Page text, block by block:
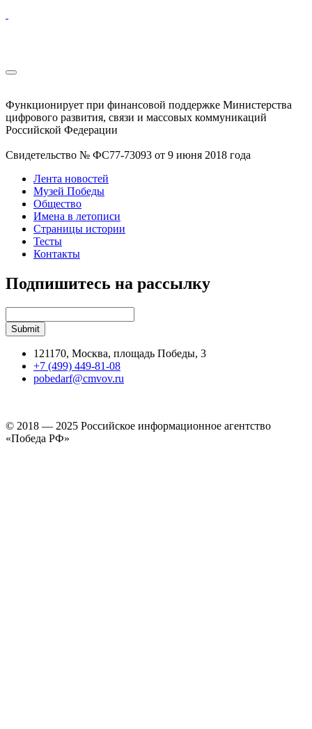
Функционирует при финансовой поддержке Министерства
цифрового развития, связи и массовых коммуникаций
Российской Федерации
Свидетельство № ФС77-73093 от 9 июня 2018 года
Лента новостей
Музей Победы
Общество
Имена в летописи
Страницы истории
Тесты
Контакты
Подпишитесь на рассылку
121170, Москва, площадь Победы, 3
+7 (499) 449-81-08
pobedarf@cmvov.ru
© 2018 — 2025 Российское информационное агентство
«Победа РФ»